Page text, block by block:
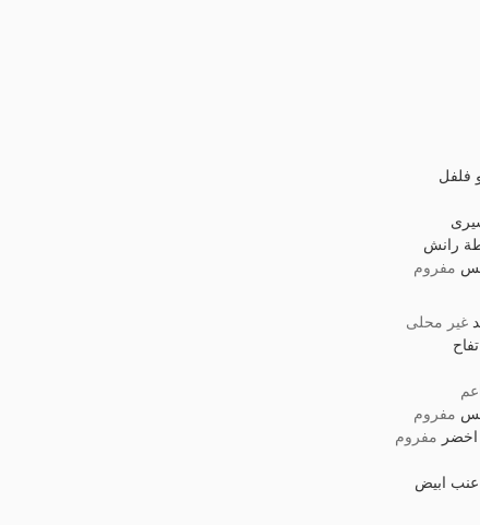
فلفل
رانش
مفروم
غير محلى
مفروم
مفروم
ابيض